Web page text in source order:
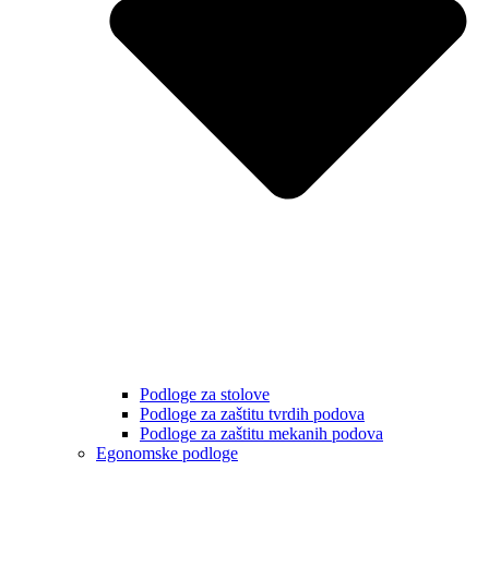
Podloge za stolove
Podloge za zaštitu tvrdih podova
Podloge za zaštitu mekanih podova
Egonomske podloge